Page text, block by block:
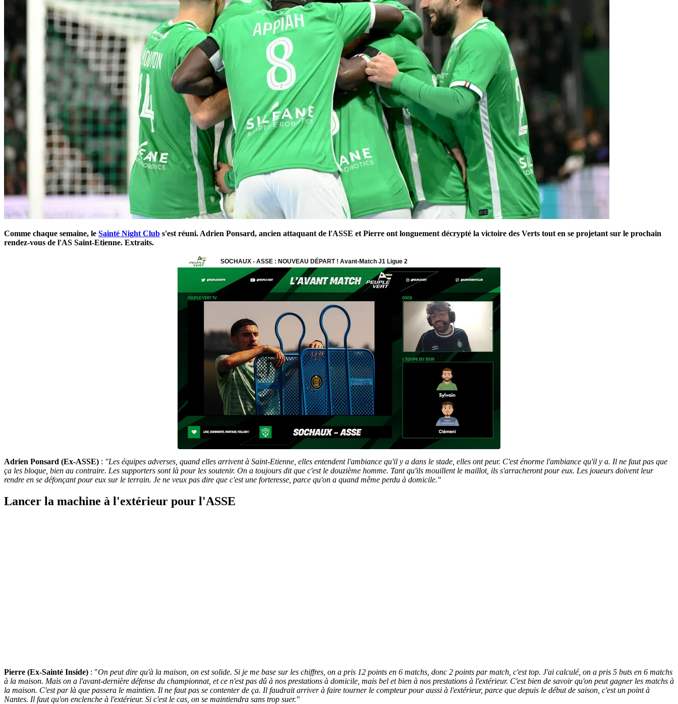
Comme chaque semaine, le Sainté Night Club s'est réuni. Adrien Ponsard, ancien attaquant de l'ASSE et Pierre ont longuement décrypté la victoire des Verts tout en se projetant sur le prochain
rendez-vous de l'AS Saint-Etienne. Extraits.
Adrien Ponsard (Ex-ASSE) : "Les équipes adverses, quand elles arrivent à Saint-Etienne, elles entendent l'ambiance qu'il y a dans le stade, elles ont peur. C'est énorme l'ambiance qu'il y a. Il ne faut pas que
ça les bloque, bien au contraire. Les supporters sont là pour les soutenir. On a toujours dit que c'est le douzième homme. Tant qu'ils mouillent le maillot, ils s'arracheront pour eux. Les joueurs doivent leur
rendre en se défonçant pour eux sur le terrain. Je ne veux pas dire que c'est une forteresse, parce qu'on a quand même perdu à domicile."
Lancer la machine à l'extérieur pour l'ASSE
Pierre (Ex-Sainté Inside) : "On peut dire qu'à la maison, on est solide. Si je me base sur les chiffres, on a pris 12 points en 6 matchs, donc 2 points par match, c'est top. J'ai calculé, on a pris 5 buts en 6 matchs
à la maison. Mais on a l'avant-dernière défense du championnat, et ce n'est pas dû à nos prestations à domicile, mais bel et bien à nos prestations à l'extérieur. C'est bien de savoir qu'on peut gagner les matchs à
la maison. C'est par là que passera le maintien. Il ne faut pas se contenter de ça. Il faudrait arriver à faire tourner le compteur pour aussi à l'extérieur, parce que depuis le début de saison, c'est un point à
Nantes. Il faut qu'on enclenche à l'extérieur. Si c'est le cas, on se maintiendra sans trop suer."